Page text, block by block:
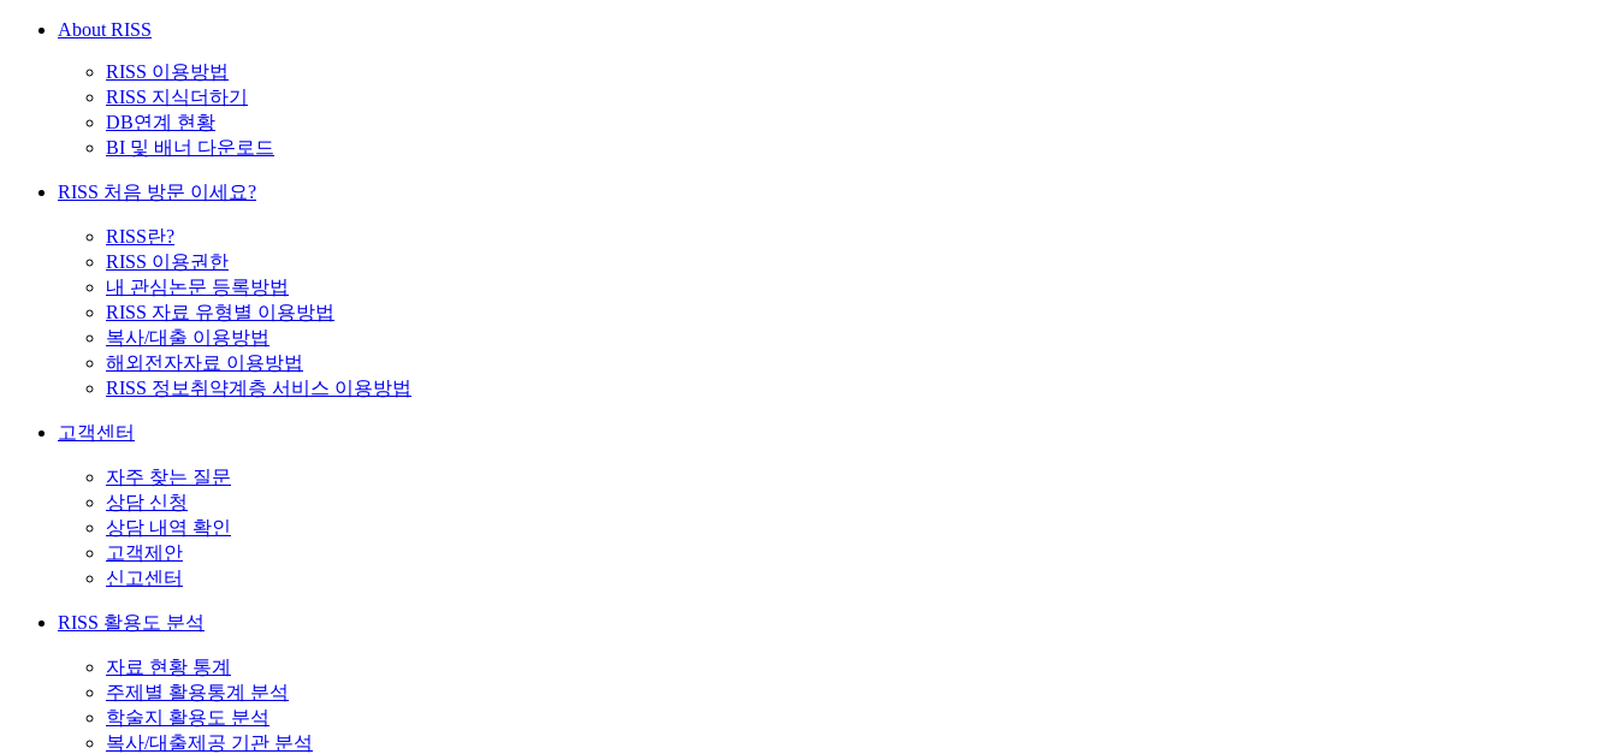
About RISS
RISS 이용방법
RISS 지식더하기
DB연계 현황
BI 및 배너 다운로드
RISS 처음 방문 이세요?
RISS란?
RISS 이용권한
내 관심논문 등록방법
RISS 자료 유형별 이용방법
복사/대출 이용방법
해외전자자료 이용방법
RISS 정보취약계층 서비스 이용방법
고객센터
자주 찾는 질문
상담 신청
상담 내역 확인
고객제안
신고센터
RISS 활용도 분석
자료 현황 통계
주제별 활용통계 분석
학술지 활용도 분석
복사/대출제공 기관 분석